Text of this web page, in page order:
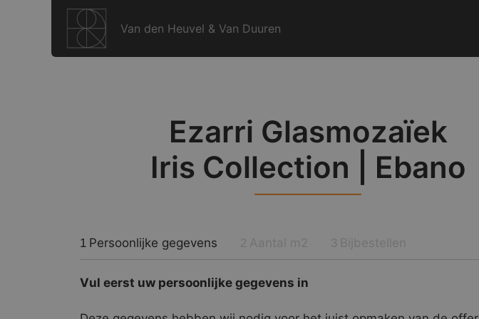
Van den Heuvel & Van Duuren
Ezarri Glasmozaïek
Iris Collection | Ebano
1 Persoonlijke gegevens
Vul eerst uw persoonlijke gegevens in